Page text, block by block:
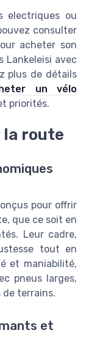
electriques ou
consulter
acheter son
Lankeleisi avec
plus de détails
un vélo
priorités.
route
pour offrir
que ce soit en
Leur cadre,
tout en
et maniabilité,
pneus larges,
de terrains.
et